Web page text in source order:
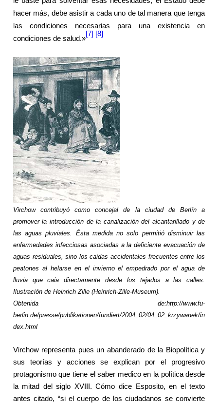
hacer más, debe asistir a cada uno de tal manera que tenga
las condiciones necesarias para una existencia en
condiciones de salud.»
[7] [8]
Virchow contribuyó como concejal de la ciudad de Berlín a
promover la introducción de la canalización del alcantarillado y de
las aguas pluviales. Ésta medida no solo permitió disminuir las
enfermedades infecciosas asociadas a la deficiente evacuación de
aguas residuales, sino los caidas accidentales frecuentes entre los
peatones al helarse en el invierno el empedrado por el agua de
lluvia que caia directamente desde los tejados a las calles.
Ilustración de Heinrich Zille (Heinrich-Zille-Museum).
Obtenida de:http://www.fu-
berlin.de/presse/publikationen/fundiert/2004_02/04_02_krzywanek/in
dex.html
Virchow representa pues un abanderado de la Biopolíticay
sus teorías y acciones se explican por el progresivo
protagonismo que tiene el saber medico en la política desde
la mitad del siglo XVIII. Cómo dice Esposito, en el texto
antes citado, “si el cuerpo de los ciudadanos se convierte